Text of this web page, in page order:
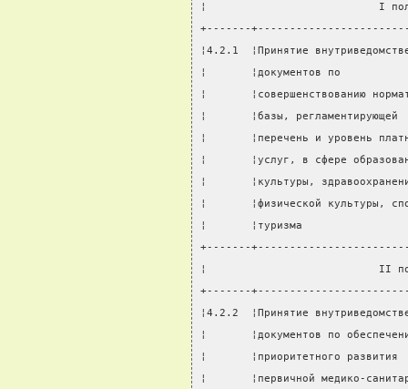
¦                           I
+-------
¦4.2.1  ¦Принятие
¦       ¦документов по
¦       ¦совершенствованию
¦       ¦базы,
¦       ¦перечень и
¦       ¦услуг, в сфере
¦       ¦культуры,
¦       ¦физической
¦       ¦туризма
+-------
¦                           II
+-------
¦4.2.2  ¦Принятие
¦       ¦документов по
¦       ¦приоритетного
¦       ¦первичной